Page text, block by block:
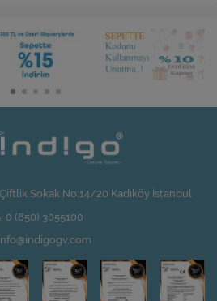
Sokak No:14/20 Kadıköy İstanbul
0 (850) 3055100